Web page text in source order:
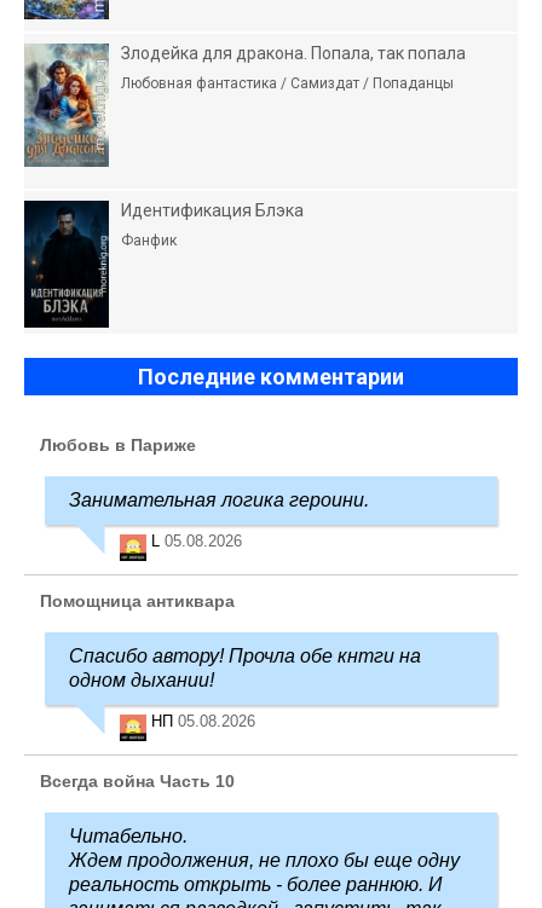
Злодейка для дракона. Попала, так попала
Любовная фантастика / Самиздат / Попаданцы
Идентификация Блэка
Фанфик
Последние комментарии
Любовь в Париже
Занимательная логика героини.
L 05.08.2026
Помощница антиквара
Спасибо автору! Прочла обе кнтги на
одном дыхании!
НП 05.08.2026
Всегда война Часть 10
Читабельно.
Ждем продолжения, не плохо бы еще одну
реальность открыть - более раннюю. И